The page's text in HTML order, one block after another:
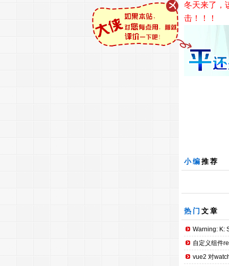
冬天来了，
击！！！
小编推荐
热门 文章
Warning: K:
自定义组件
vue2 对